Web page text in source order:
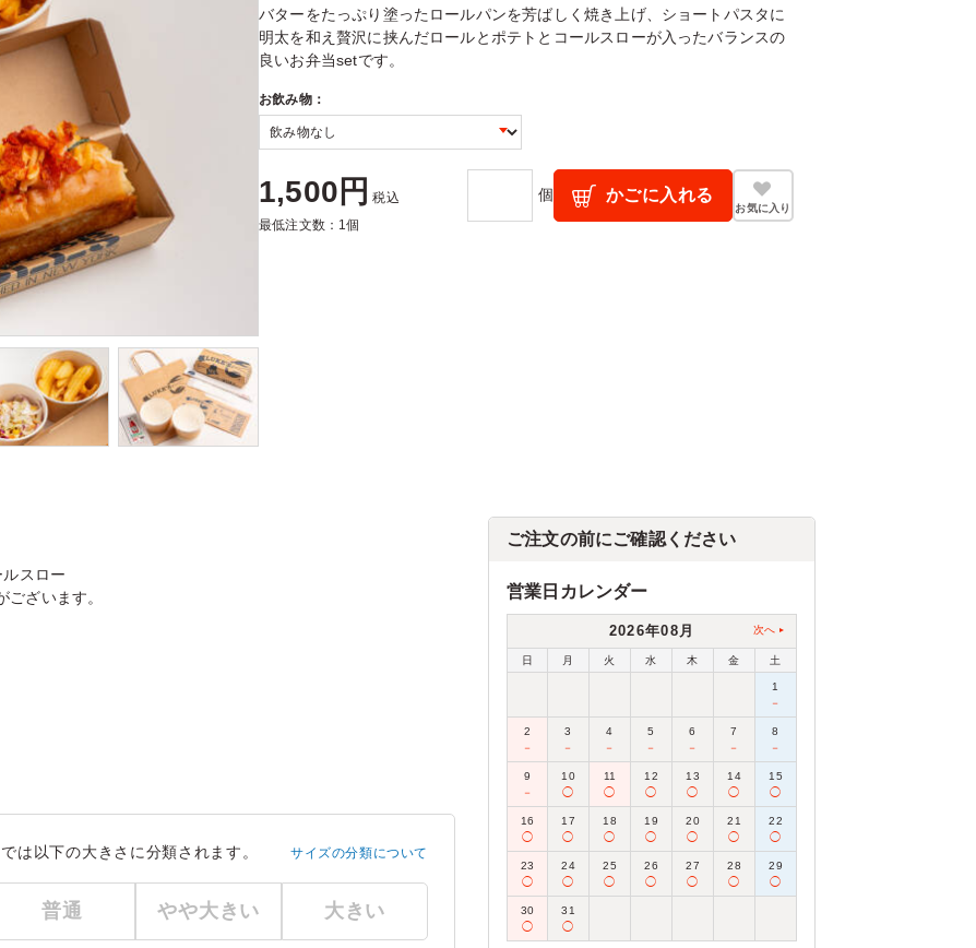
バターをたっぷり塗ったロールパンを芳ばしく焼き上げ、ショートパスタに
明太を和え贅沢に挟んだロールとポテトとコールスローが入ったバランスの
良いお弁当setです。
お飲み物：
1,500円 税込
最低注文数：1個
個 かごに入れる
お気に入り
スロー
ざいます。
は以下の大きさに分類されます。 サイズの分類について
普通 やや大きい 大きい
ご注文の前にご確認ください
営業日カレンダー
2026年08月 次へ
日 月 火 水 木 金 土
1
－
2
－
3
－
4
－
5
－
6
－
7
－
8
－
9
－
10
◯
11
◯
12
◯
13
◯
14
◯
15
◯
16
◯
17
◯
18
◯
19
◯
20
◯
21
◯
22
◯
23
◯
24
◯
25
◯
26
◯
27
◯
28
◯
29
◯
30
◯
31
◯